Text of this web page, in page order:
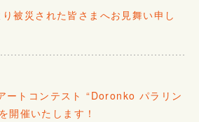
被災された皆さまへお見舞い申し
ートコンテスト “Doronko パラリン
開催いたします！